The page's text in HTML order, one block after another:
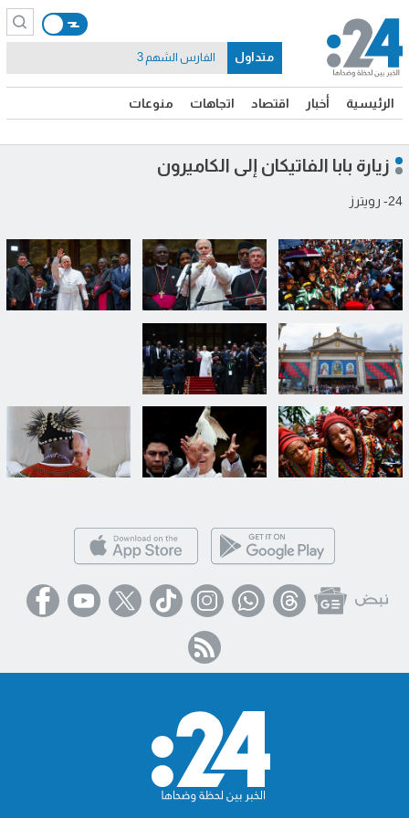
الرئيسية أخبار اقتصاد اتجاهات منوعات
متداول الفارس الشهم 3
زيارة بابا الفاتيكان إلى الكاميرون
24- رويترز